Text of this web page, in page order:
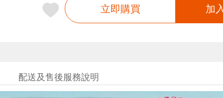
立即購買 加
配送及售後服務說明